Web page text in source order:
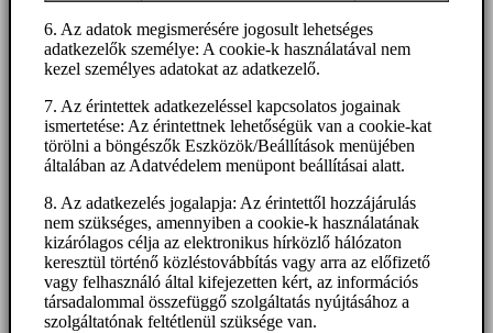
6. Az adatok megismerésére jogosult lehetséges
adatkezelők személye: A cookie-k használatával nem
kezel személyes adatokat az adatkezelő.
7. Az érintettek adatkezeléssel kapcsolatos jogainak
ismertetése: Az érintettnek lehetőségük van a cookie-kat
törölni a böngészők Eszközök/Beállítások menüjében
általában az Adatvédelem menüpont beállításai alatt.
8. Az adatkezelés jogalapja: Az érintettől hozzájárulás
nem szükséges, amennyiben a cookie-k használatának
kizárólagos célja az elektronikus hírközlő hálózaton
keresztül történő közléstovábbítás vagy arra az előfizető
vagy felhasználó által kifejezetten kért, az információs
társadalommal összefüggő szolgáltatás nyújtásához a
szolgáltatónak feltétlenül szüksége van.